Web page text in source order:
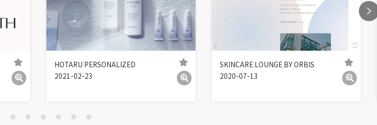
HOTARU PERSONALIZED
2021-02-23
SKINCARE LOUNGE BY ORBIS
2020-07-13